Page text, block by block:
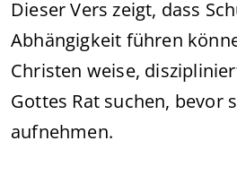
Dieser Vers zeigt, dass
Abhängigkeit führen
Christen weise,
Gottes Rat suchen, bevor
aufnehmen.